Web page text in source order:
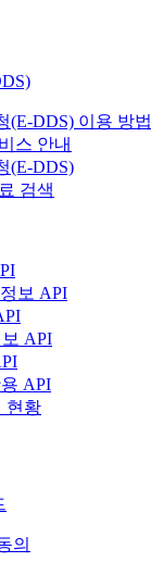
(E-DDS) 이용 방법
스 안내
(E-DDS)
검색
보 API
API
API
현황
의